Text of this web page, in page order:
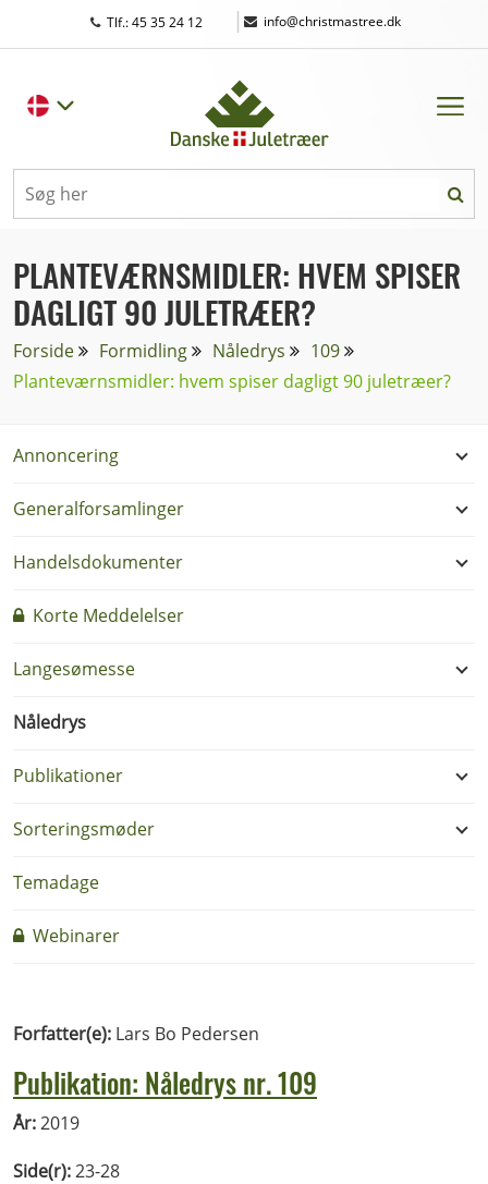
Tlf.: 45 35 24 12 | info@christmastree.dk
PLANTEVÆRNSMIDLER: HVEM SPISER
DAGLIGT 90 JULETRÆER?
Forside Formidling Nåledrys
109
Planteværnsmidler: hvem spiser dagligt 90 juletræer?
Annoncering
Generalforsamlinger
Handelsdokumenter
Korte Meddelelser
Langesømesse
Nåledrys
Publikationer
Sorteringsmøder
Temadage
Webinarer
Forfatter(e): Lars Bo Pedersen
Publikation: Nåledrys nr. 109
År:2019
Side(r):23-28